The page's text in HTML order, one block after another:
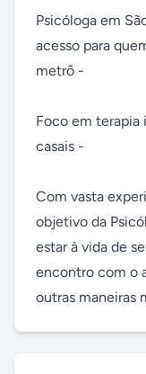
Psicóloga em
acesso para
metrô -
Foco em
casais -
Com vasta
objetivo da
estar à vida de
encontro com o
outras maneiras